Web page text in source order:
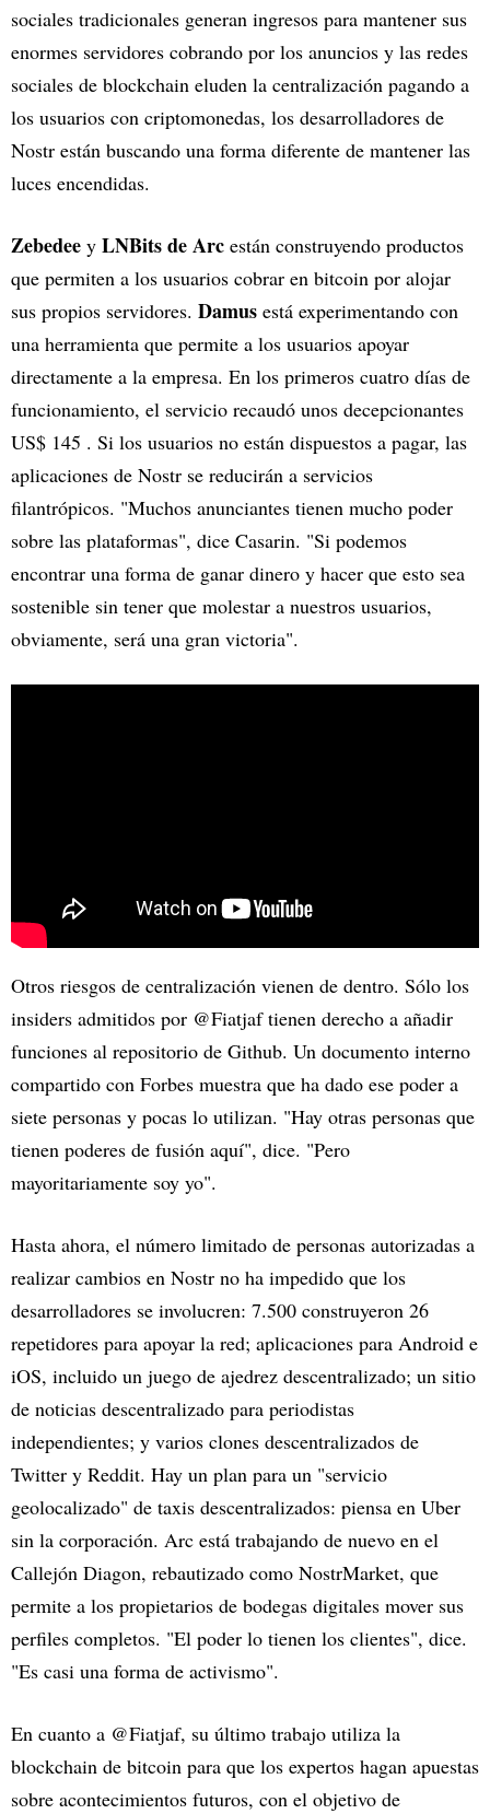
sociales tradicionales generan ingresos para mantener sus
enormes servidores cobrando por los anuncios y las redes
sociales de blockchain eluden la centralización pagando a
los usuarios con criptomonedas, los desarrolladores de
Nostr están buscando una forma diferente de mantener las
luces encendidas.
Zebedee y LNBits de Arc están construyendo productos
que permiten a los usuarios cobrar en bitcoin por alojar
sus propios servidores. Damus está experimentando con
una herramienta que permite a los usuarios apoyar
directamente a la empresa. En los primeros cuatro días de
funcionamiento, el servicio recaudó unos decepcionantes
US$ 145 . Si los usuarios no están dispuestos a pagar, las
aplicaciones de Nostr se reducirán a servicios
filantrópicos. "Muchos anunciantes tienen mucho poder
sobre las plataformas", dice Casarin. "Si podemos
encontrar una forma de ganar dinero y hacer que esto sea
sostenible sin tener que molestar a nuestros usuarios,
obviamente, será una gran victoria".
Otros riesgos de centralización vienen de dentro. Sólo los
insiders admitidos por @Fiatjaf tienen derecho a añadir
funciones al repositorio de Github. Un documento interno
compartido con Forbes muestra que ha dado ese poder a
siete personas y pocas lo utilizan. "Hay otras personas que
tienen poderes de fusión aquí", dice. "Pero
mayoritariamente soy yo".
Hasta ahora, el número limitado de personas autorizadas a
realizar cambios en Nostr no ha impedido que los
desarrolladores se involucren: 7.500 construyeron 26
repetidores para apoyar la red; aplicaciones para Android e
iOS, incluido un juego de ajedrez descentralizado; un sitio
de noticias descentralizado para periodistas
independientes; y varios clones descentralizados de
Twitter y Reddit. Hay un plan para un "servicio
geolocalizado" de taxis descentralizados: piensa en Uber
sin la corporación. Arc está trabajando de nuevo en el
Callejón Diagon, rebautizado como NostrMarket, que
permite a los propietarios de bodegas digitales mover sus
perfiles completos. "El poder lo tienen los clientes", dice.
"Es casi una forma de activismo".
En cuanto a @Fiatjaf, su último trabajo utiliza la
blockchain de bitcoin para que los expertos hagan apuestas
sobre acontecimientos futuros, con el objetivo de